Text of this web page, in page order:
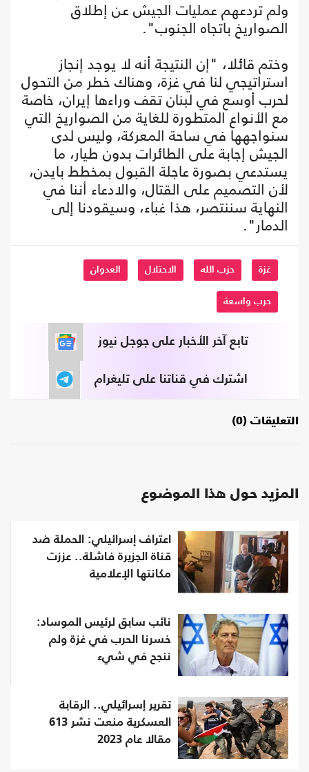
ولم تردعهم عمليات الجيش عن إطلاق
الصواريخ باتجاه الجنوب".
وختم قائلا، "إن النتيجة أنه لا يوجد إنجاز
استراتيجي لنا في غزة، وهناك خطر من التحول
لحرب أوسع في لبنان تقف وراءها إيران، خاصة
مع الأنواع المتطورة للغاية من الصواريخ التي
سنواجهها في ساحة المعركة، وليس لدى
الجيش إجابة على الطائرات بدون طيار، ما
يستدعي بصورة عاجلة القبول بمخطط بايدن،
لأن التصميم على القتال، والادعاء أننا في
النهاية سننتصر، هذا غباء، وسيقودنا إلى
الدمار".
غزة حزب الله الاحتلال العدوان
حرب واسعة
تابع آخر الأخبار على جوجل نيوز
اشترك في قناتنا على تليغرام
التعليقات (0)
المزيد حول هذا الموضوع
اعتراف إسرائيلي: الحملة ضد
قناة الجزيرة فاشلة.. عززت
مكانتها الإعلامية
نائب سابق لرئيس الموساد:
خسرنا الحرب في غزة ولم
ننجح في شيء
تقرير إسرائيلي.. الرقابة
العسكرية منعت نشر 613
مقالا عام 2023